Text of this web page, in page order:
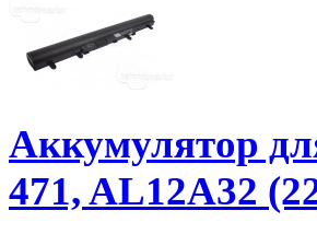
Аккумулятор
471, AL12A32